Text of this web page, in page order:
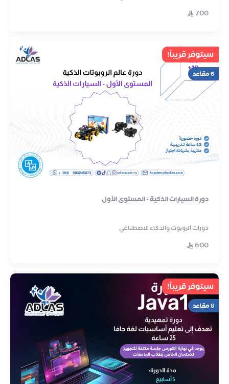
700
سيتوفر قريباً!
6 مقاعد
دورة السيارات الذكية - المستوى الأول
دورات الروبوت والذكاء الاصطناعي
600
سيتوفر قريباً!
8 مقاعد